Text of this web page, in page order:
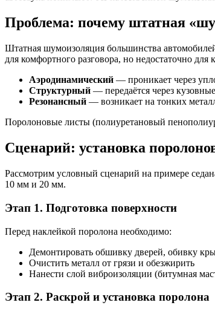
Проблема: почему штатная
Штатная шумоизоляция большинства
для комфортного разговора, но недостаточно
Аэродинамический — проникает через
Структурный — передаётся через
Резонансный — возникает на тонких
Поролоновые листы (полиуретановый
Сценарий: установка
Рассмотрим условный сценарий на примере
10 мм и 20 мм.
Этап 1. Подготовка поверхности
Перед наклейкой поролона необходимо:
Демонтировать обшивку дверей, обивку
Очистить металл от грязи и обезжирить
Нанести слой виброизоляции (битумная
Этап 2. Раскрой и установка поролона